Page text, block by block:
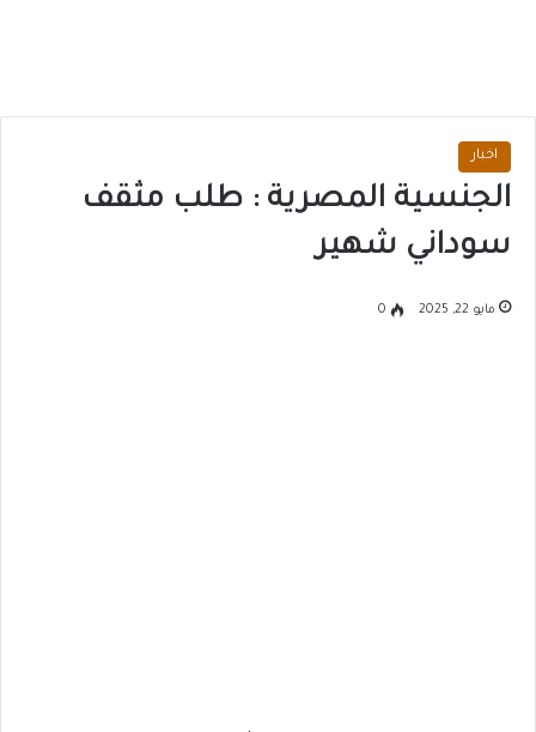
اخبار
الجنسية المصرية : طلب مثقف
سوداني شهير
مايو 22, 2025 0